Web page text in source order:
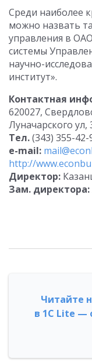
Среди наиболее
можно назвать
управления в
системы
научно-
институт».
Контактная
620027,
Луначарского ул,
Тел.(343) 355-42-
e-mail:
http://
Директор:
Зам. директора:
Читайте
в 1С Lite —